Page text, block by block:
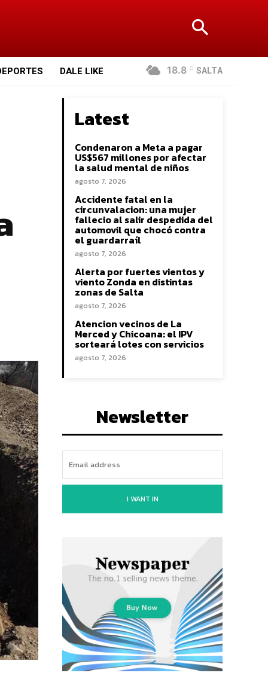
DALE LIKE 18.8 C SALTA
Latest
Condenaron a Meta a pagar
US$567 millones por afectar
la salud mental de niños
agosto 7, 2026
Accidente fatal en la
circunvalacion: una mujer
fallecio al salir despedida del
automovil que chocó contra
el guardarraíl
agosto 7, 2026
Alerta por fuertes vientos y
viento Zonda en distintas
zonas de Salta
agosto 7, 2026
Atencion vecinos de La
Merced y Chicoana: el IPV
sorteará lotes con servicios
agosto 7, 2026
Newsletter
I WANT IN